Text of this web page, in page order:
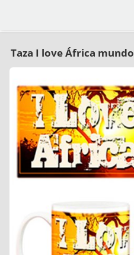
Taza I love África mundo